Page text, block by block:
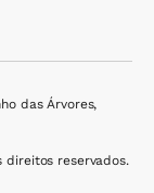
das Árvores,
direitos reservados.